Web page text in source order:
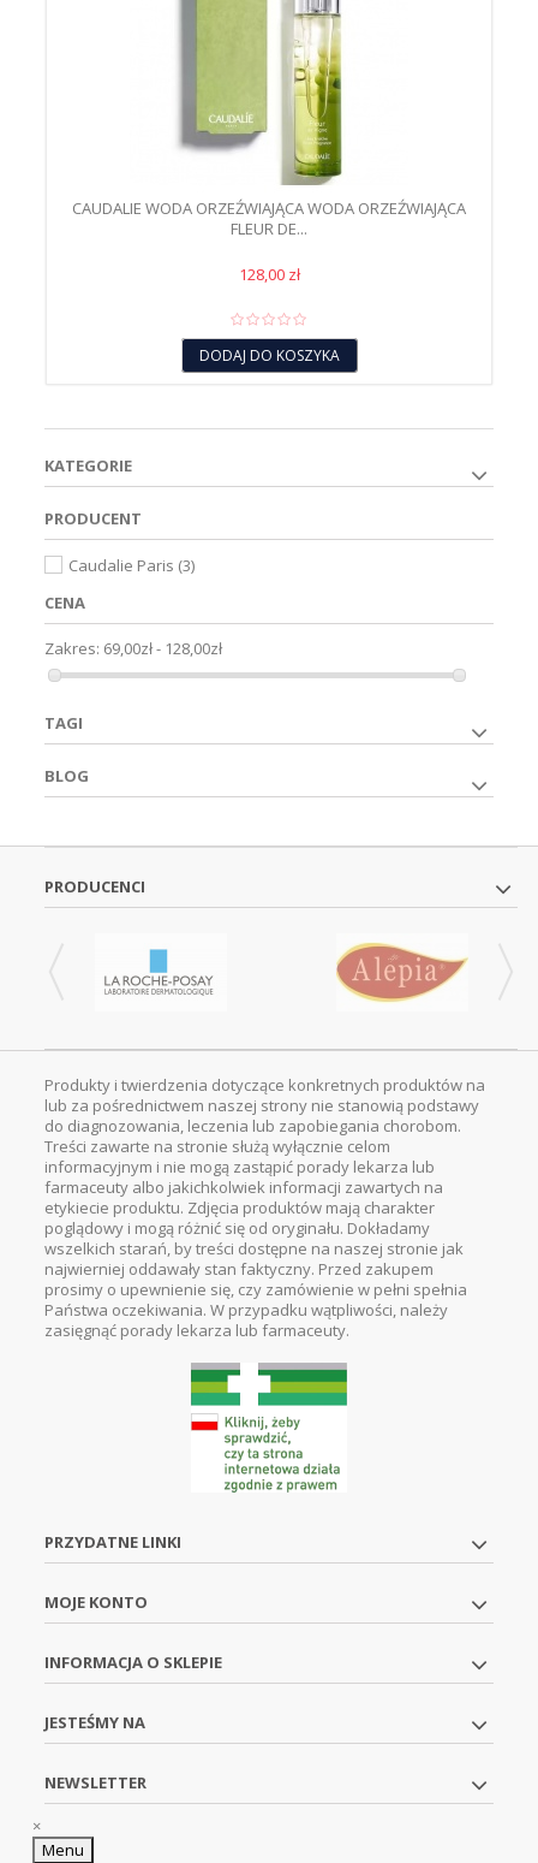
CAUDALIE WODA ORZEŹWIAJĄCA WODA ORZEŹWIAJĄCA
FLEUR DE...
128,00 zł
DODAJ DO KOSZYKA
KATEGORIE
PRODUCENT
Caudalie Paris (3)
CENA
Zakres: 69,00zł - 128,00zł
TAGI
BLOG
PRODUCENCI
Produkty i twierdzenia dotyczące konkretnych produktów na
lub za pośrednictwem naszej strony nie stanowią podstawy
do diagnozowania, leczenia lub zapobiegania chorobom.
Treści zawarte na stronie służą wyłącznie celom
informacyjnym i nie mogą zastąpić porady lekarza lub
farmaceuty albo jakichkolwiek informacji zawartych na
etykiecie produktu. Zdjęcia produktów mają charakter
poglądowy i mogą różnić się od oryginału. Dokładamy
wszelkich starań, by treści dostępne na naszej stronie jak
najwierniej oddawały stan faktyczny. Przed zakupem
prosimy o upewnienie się, czy zamówienie w pełni spełnia
Państwa oczekiwania. W przypadku wątpliwości, należy
zasięgnąć porady lekarza lub farmaceuty.
PRZYDATNE LINKI
MOJE KONTO
INFORMACJA O SKLEPIE
JESTEŚMY NA
NEWSLETTER
×
Menu